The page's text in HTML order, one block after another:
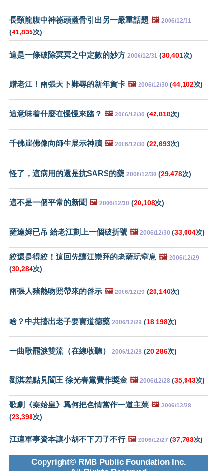
長頸龍腹中神祕頭蓋骨引出另一嚴重話題 🖼️ 2006/12/31
(41,835次)
這是一條破除冥冥之中定數的妙方 2006/12/31 (30,401次)
贈老江！兩張天下難尋的新年賀卡 🖼️ 2006/12/30 (44,102次)
這意味着什麼在慢慢來臨？ 🖼️ 2006/12/30 (42,818次)
千佛崖佛像向師生展示神蹟 🖼️ 2006/12/30 (22,693次)
怪了，這病用的還是抗SARS的藥 2006/12/30 (29,478次)
這不是一個平常的新聞 🖼️ 2006/12/30 (20,108次)
薩達姆已吊 給老江劃上一個破折號 🖼️ 2006/12/30 (33,004次)
絞還是得絞！這回先讓江崇拜的老薩玩窒息 🖼️ 2006/12/29
(30,284次)
兩張人豬熱吻照帶來的啓示 🖼️ 2006/12/29 (23,140次)
啥？中共擡出老子要賣道德藥 2006/12/29 (18,198次)
一曲歌罷淚雙流（在線收聽） 2006/12/28 (20,286次)
劉淇差點見閻王 徐光春黨費作獎金 🖼️ 2006/12/28 (35,943次)
歌劇《秦始皇》爲何把色情當作一道主菜 🖼️ 2006/12/28
(23,398次)
江這軍事資本讓小胡不下刀子不行 🖼️ 2006/12/27 (37,763次)
Copyright© RMB Public Foundation Inc.